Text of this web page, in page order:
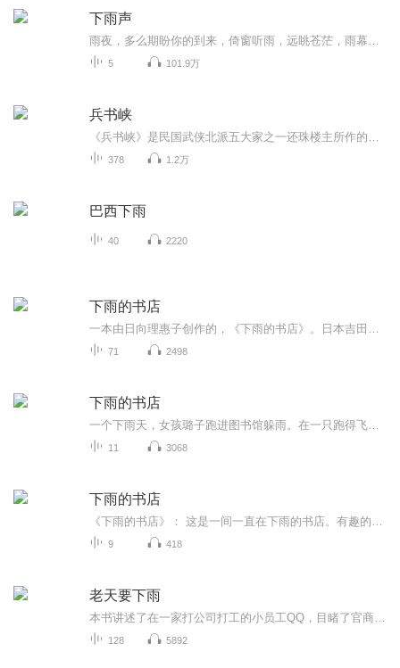
下雨声
5 101.9万
兵书峡
378 1.2万
巴西下雨
40 2220
下雨的书店
71 2498
下雨的书店
11 3068
下雨的书店
9 418
老天要下雨
128 5892